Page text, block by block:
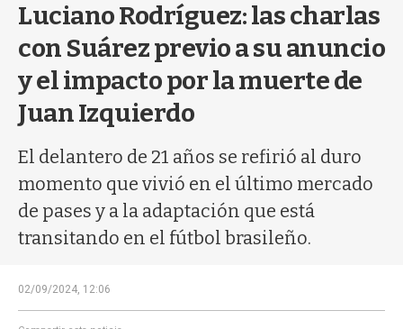
r
b
�
Luciano Rodríguez: las charlas
con Suárez previo a su anuncio
y el impacto por la muerte de
Juan Izquierdo
El delantero de 21 años se refirió al duro
momento que vivió en el último mercado
de pases y a la adaptación que está
transitando en el fútbol brasileño.
02/09/2024, 12:06